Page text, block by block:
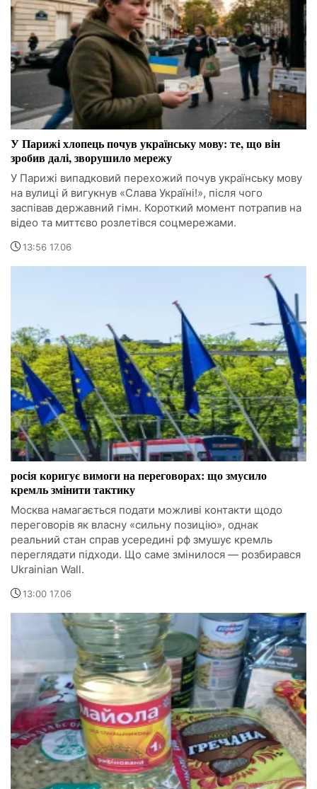
У Парижі хлопець почув українську мову: те, що він
зробив далі, зворушило мережу
У Парижі випадковий перехожий почув українську мову
на вулиці й вигукнув «Слава Україні!», після чого
заспівав державний гімн. Короткий момент потрапив на
відео та миттєво розлетівся соцмережами.
13:56 17.06
росія коригує вимоги на переговорах: що змусило
кремль змінити тактику
Москва намагається подати можливі контакти щодо
переговорів як власну «сильну позицію», однак
реальний стан справ усередині рф змушує кремль
переглядати підходи. Що саме змінилося — розбирався
Ukrainian Wall.
13:00 17.06